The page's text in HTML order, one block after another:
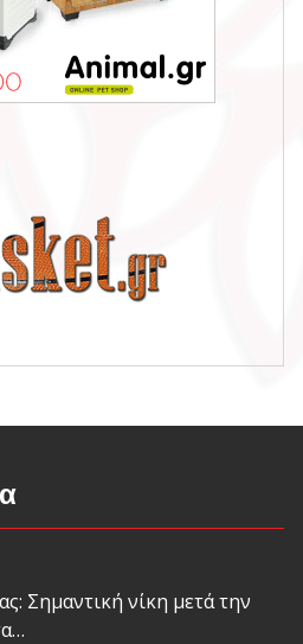
Σημαντική νίκη μετά την